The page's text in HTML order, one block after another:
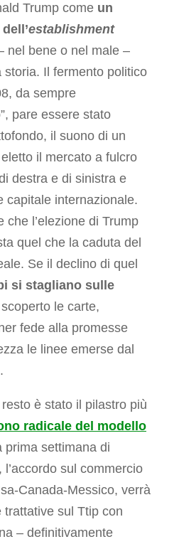
Trump come un
establishment
nel bene o nel male –
Il fermento politico
da sempre
pare essere stato
il suono di un
il mercato a fulcro
destra e di sinistra e
capitale internazionale.
che l’elezione di Trump
quel che la caduta del
Se il declino di quel
si stagliano sulle
le carte,
fede alla promesse
le linee emerse dal
è stato il pilastro più
radicale del modello
prima settimana di
, l’accordo sul commercio
Canada-Messico, verrà
sul Ttip con
– definitivamente